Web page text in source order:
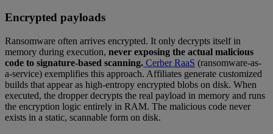
Encrypted payloads
Ransomware often arrives encrypted. It only decrypts itself in
memory during execution, never exposing the actual malicious
code to signature-based scanning. Cerber RaaS (ransomware-as-
a-service) exemplifies this approach. Affiliates generate customized
builds that appear as high-entropy encrypted blobs on disk. When
executed, the dropper decrypts the real payload in memory and runs
the encryption logic entirely in RAM. The malicious code never
exists in a static, scannable form on disk.